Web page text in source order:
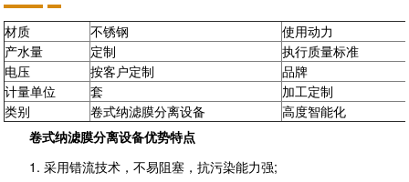
材质 不锈钢
使用动力
产水量
定制
执行质量标准
电压
按客户定制
品牌
计量单位
套
加工定制
类别
卷式纳滤膜分离设备
高度智能化
卷式纳滤膜分离设备优势特点
1. 采用错流技术，不易阻塞，抗污染能力强;